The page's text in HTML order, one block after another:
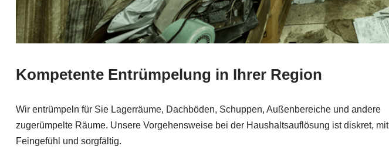
Kompetente Entrümpelung in Ihrer Region
Wir entrümpeln für Sie Lagerräume, Dachböden, Schuppen, Außenbereiche und andere
zugerümpelte Räume. Unsere Vorgehensweise bei der Haushaltsauflösung ist diskret, mit
Feingefühl und sorgfältig.